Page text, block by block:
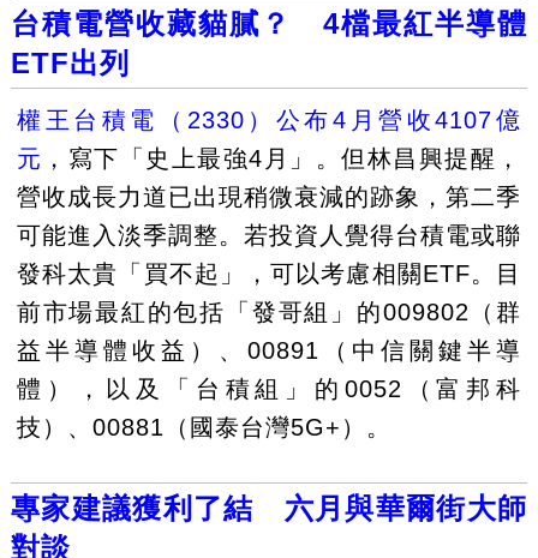
台積電營收藏貓膩？ 4檔最紅半導體
ETF出列
權王台積電（2330）公布4月營收4107億
元 ，寫下「史上最強4月」。但林昌興提醒，
營收成長力道已出現稍微衰減的跡象，第二季
可能進入淡季調整。若投資人覺得台積電或聯
發科太貴「買不起」，可以考慮相關ETF。目
前市場最紅的包括「發哥組」的009802（群
益半導體收益）、00891（中信關鍵半導
體），以及「台積組」的0052（富邦科
技）、00881（國泰台灣5G+）。
專家建議獲利了結 六月與華爾街大師
對談